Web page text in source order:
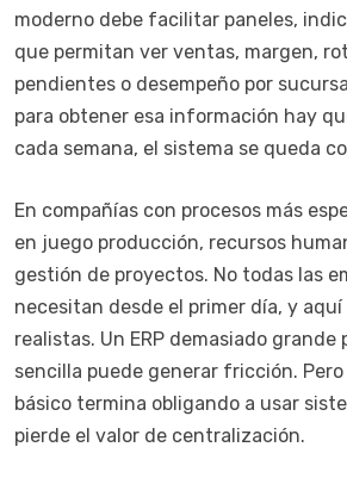
moderno debe facilitar paneles,
que permitan ver ventas, margen,
pendientes o desempeño por
para obtener esa información hay
cada semana, el sistema se queda
En compañías con procesos más
en juego producción, recursos
gestión de proyectos. No todas las
necesitan desde el primer día, y
realistas. Un ERP demasiado grande
sencilla puede generar fricción.
básico termina obligando a usar
pierde el valor de centralización.